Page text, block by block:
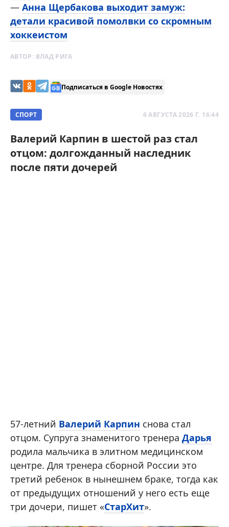
— Анна Щербакова выходит замуж:
детали красивой помолвки со скромным
хоккеистом
АВТОР: ВЛАД РИГА
Подписаться в Google Новостях
СПОРТ 6 АВГУСТА 2026 Г. 16:44
Валерий Карпин в шестой раз стал
отцом: долгожданный наследник
после пяти дочерей
57-летний Валерий Карпин снова стал
отцом. Супруга знаменитого тренера Дарья
родила мальчика в элитном медицинском
центре. Для тренера сборной России это
третий ребенок в нынешнем браке, тогда как
от предыдущих отношений у него есть еще
три дочери, пишет «СтарХит».